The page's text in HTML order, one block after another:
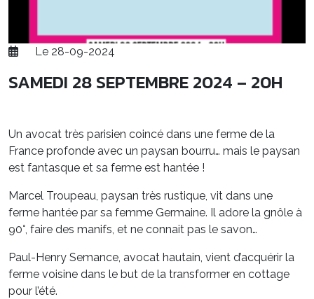
Le 28-09-2024
SAMEDI 28 SEPTEMBRE 2024 – 20H
Un avocat très parisien coincé dans une ferme de la
France profonde avec un paysan bourru… mais le paysan
est fantasque et sa ferme est hantée !
Marcel Troupeau, paysan très rustique, vit dans une
ferme hantée par sa femme Germaine. Il adore la gnôle à
90°, faire des manifs, et ne connait pas le savon…
Paul-Henry Semance, avocat hautain, vient d’acquérir la
ferme voisine dans le but de la transformer en cottage
pour l’été.